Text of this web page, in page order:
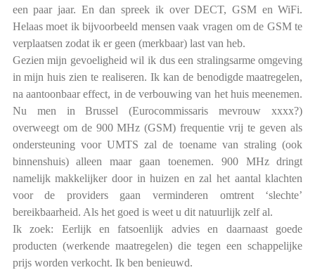
een paar jaar. En dan spreek ik over DECT, GSM en WiFi.
Helaas moet ik bijvoorbeeld mensen vaak vragen om de GSM te
verplaatsen zodat ik er geen (merkbaar) last van heb.
Gezien mijn gevoeligheid wil ik dus een stralingsarme omgeving
in mijn huis zien te realiseren. Ik kan de benodigde maatregelen,
na aantoonbaar effect, in de verbouwing van het huis meenemen.
Nu men in Brussel (Eurocommissaris mevrouw xxxx?)
overweegt om de 900 MHz (GSM) frequentie vrij te geven als
ondersteuning voor UMTS zal de toename van straling (ook
binnenshuis) alleen maar gaan toenemen. 900 MHz dringt
namelijk makkelijker door in huizen en zal het aantal klachten
voor de providers gaan verminderen omtrent ‘slechte’
bereikbaarheid. Als het goed is weet u dit natuurlijk zelf al.
Ik zoek: Eerlijk en fatsoenlijk advies en daarnaast goede
producten (werkende maatregelen) die tegen een schappelijke
prijs worden verkocht. Ik ben benieuwd.